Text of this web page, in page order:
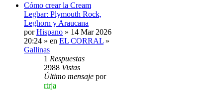
Cómo crear la Cream
Legbar: Plymouth Rock,
Leghorn y Araucana
porHispano » 14 Mar 2026
20:24 » en EL CORRAL »
Gallinas
1 Respuestas
2988 Vistas
Último mensaje por
rtrja